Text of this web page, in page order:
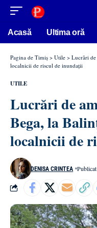
conținut
Acasă Ultima oră
Pagina de Timiș > Utile > Lucrări de
localnicii de riscul de inundații
UTILE
Lucrări de
Bega, la
localnicii de
DENISA CRINTEA